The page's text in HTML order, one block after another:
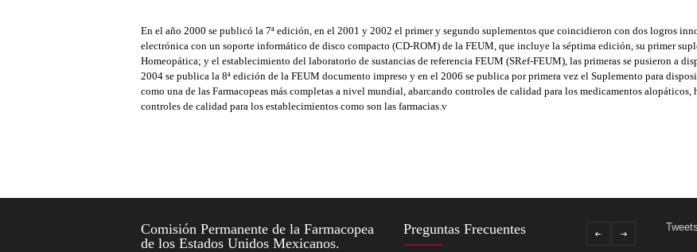
En el año 2000 se publicó la 7ª edición, en el 2001 y 2002 el primer y segundo suplementos que coincidieron con dos logros
electrónica con un soporte informático de disco compacto (CD-ROM) de la FEUM, que incluye la séptima edición, su primer
Homeopática; y el establecimiento del laboratorio de sustancias de referencia FEUM (SRef-FEUM), las primeras se pusieron a
2004 se publica la 8ª edición de la FEUM documento impreso y en el 2006 se publica por primera vez el Suplemento para
como una de las Farmacopeas más completas a nivel mundial, abarcando controles de calidad para los medicamentos
controles de calidad para los establecimientos como son las farmacias.v
Comisión Permanente de la Farmacopea
de los Estados Unidos Mexicanos.
Preguntas Frecuentes